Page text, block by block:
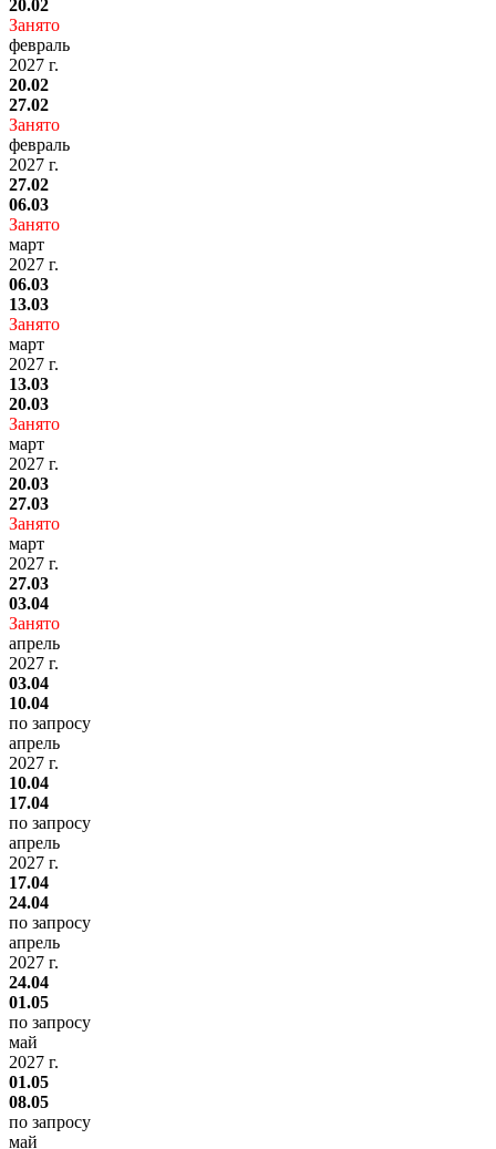
20.02
Занято
февраль
2027 г.
20.02
27.02
Занято
февраль
2027 г.
27.02
06.03
Занято
март
2027 г.
06.03
13.03
Занято
март
2027 г.
13.03
20.03
Занято
март
2027 г.
20.03
27.03
Занято
март
2027 г.
27.03
03.04
Занято
апрель
2027 г.
03.04
10.04
по запросу
апрель
2027 г.
10.04
17.04
по запросу
апрель
2027 г.
17.04
24.04
по запросу
апрель
2027 г.
24.04
01.05
по запросу
май
2027 г.
01.05
08.05
по запросу
май